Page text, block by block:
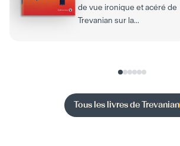
de vue ironique et acéré de
Trevanian sur la...
Tous les livres deTrevanian